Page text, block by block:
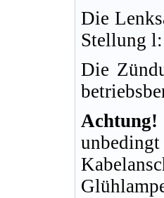
Die
Stellung
Die
Achtung!